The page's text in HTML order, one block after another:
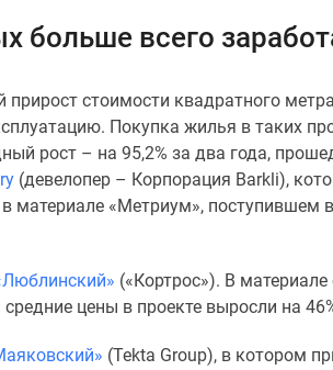
больше всего
стоимости квадратного
Покупка жилья в таких
рост – на 95,2% за два года,
(девелопер – Корпорация Barkli),
материале «Метриум», поступившем
(«Кортрос»). В
цены в проекте выросли на
(Tekta Group), в котором